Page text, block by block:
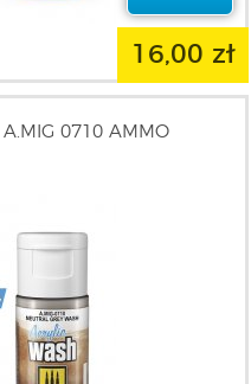
16,00 zł
0710 AMMO